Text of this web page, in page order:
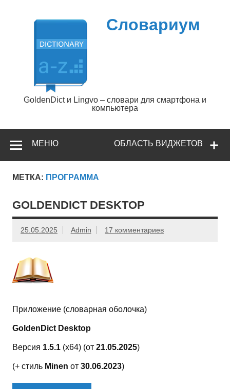
содержимому
Словариум
GoldenDict и Lingvo – словари для смартфона и
компьютера
ОБЛАСТЬ ВИДЖЕТОВ
МЕНЮ
МЕТКА: ПРОГРАММА
GOLDENDICT DESKTOP
25.05.2025 Admin 17 комментариев
Приложение (словарная оболочка)
GoldenDict Desktop
Версия 1.5.1 (x64) (от 21.05.2025)
(+ стиль Minen от 30.06.2023)